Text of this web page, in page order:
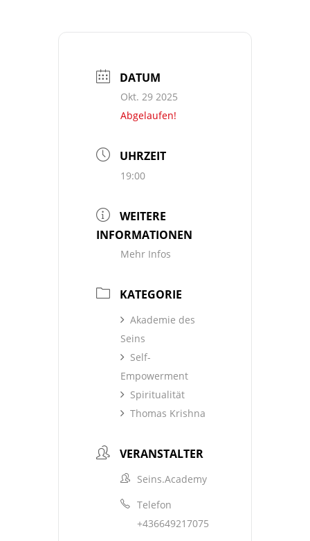
DATUM
Okt. 29 2025
Abgelaufen!
UHRZEIT
19:00
WEITERE
INFORMATIONEN
Mehr Infos
KATEGORIE
Akademie des
Seins
Self-
Empowerment
Spiritualität
Thomas Krishna
VERANSTALTER
Seins.Academy
Telefon
+436649217075